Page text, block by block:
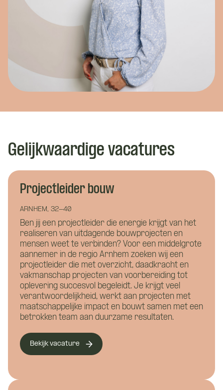
Gelijkwaardige vacatures
Projectleider bouw
ARNHEM, 32-40
Ben jij een projectleider die energie krijgt van het
realiseren van uitdagende bouwprojecten en
mensen weet te verbinden? Voor een middelgrote
aannemer in de regio Arnhem zoeken wij een
projectleider die met overzicht, daadkracht en
vakmanschap projecten van voorbereiding tot
oplevering succesvol begeleidt. Je krijgt veel
verantwoordelijkheid, werkt aan projecten met
maatschappelijke impact en bouwt samen met een
betrokken team aan duurzame resultaten.
Bekijk vacature
Wat is je naam?